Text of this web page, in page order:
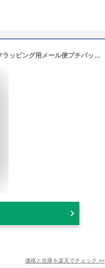
おつまみギフト 甘くない バレンタイン 2025 チョコ以外 職場 セルフラッピング用メール便プチパック3点 送料無料 プレゼント 常温 古伊万里浪漫 おつまみ プチ ギフト おつまみセット 酒のつまみ 珍味 海鮮 つまみ お酒 ビール 食べ物 男性 セット お礼 グルメ ポスト投函
価格と在庫を楽天でチェック >>